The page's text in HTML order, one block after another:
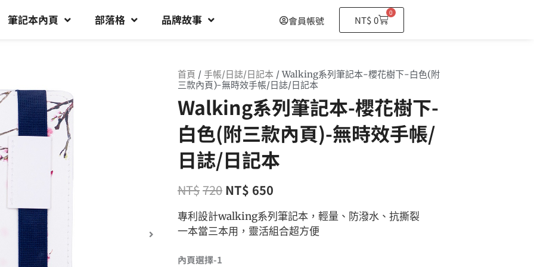
筆記本內頁 部落格 品牌故事 會員帳號 NT$0
0
購
物
首頁 / 手帳/日誌/日記本 / Walking系列筆記本-櫻花樹下-白色(附
三款內頁)-無時效手帳/日誌/日記本
Walking系列筆記本-櫻花樹下-
白色(附三款內頁)-無時效手帳/
日誌/日記本
NT$720 NT$ 650
專利設計walking系列筆記本，輕量、防潑水、抗撕裂
一本當三本用，靈活組合超方便
內頁選擇-1